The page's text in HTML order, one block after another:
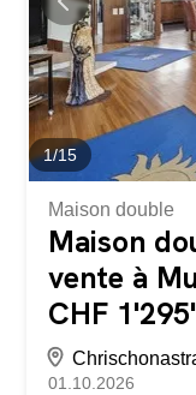
moderne avec
Chauffage au sol
Deux salles de
bain confortable
un...
1/15
Maison double
Maison
vente à
CHF
01.10.2026